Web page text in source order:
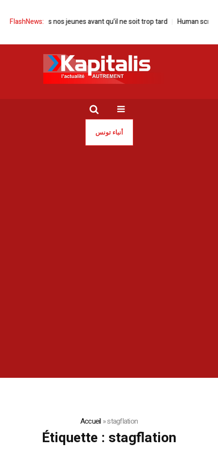
FlashNews:
Sauvons nos jeunes avant qu’il ne soit trop tard Human screen
أنباء تونس
Accueil »stagflation
Étiquette : stagflation